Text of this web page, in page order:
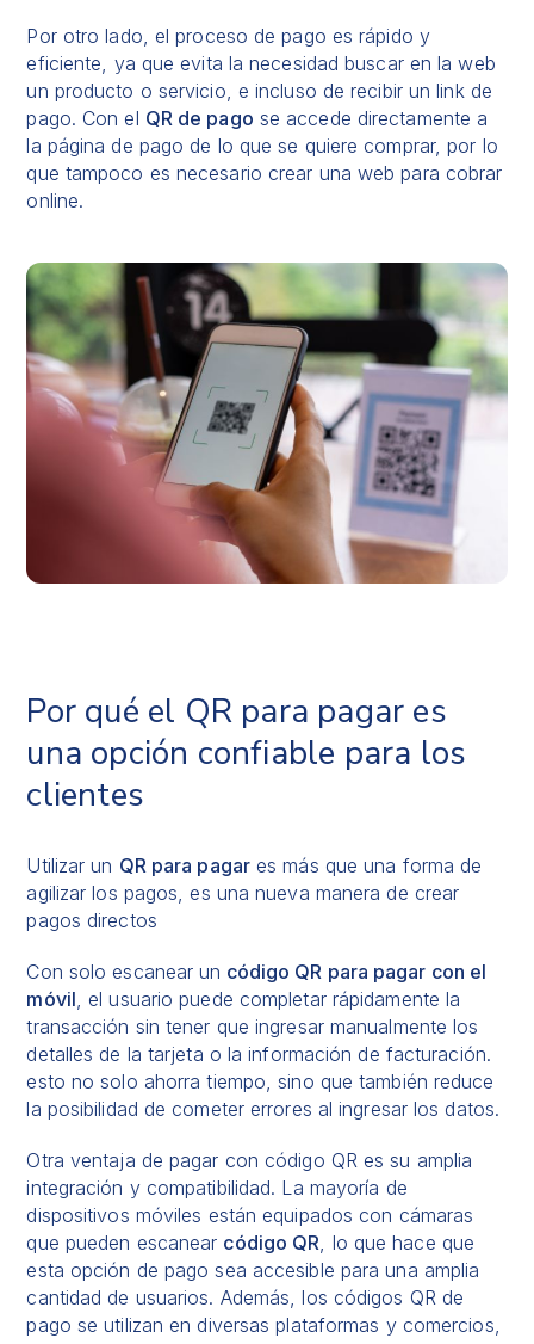
Por otro lado, el proceso de pago es rápido y
eficiente, ya que evita la necesidad buscar en la web
un producto o servicio, e incluso de recibir un link de
pago. Con el QR de pago se accede directamente a
la página de pago de lo que se quiere comprar, por lo
que tampoco es necesario crear una web para cobrar
online.
Por qué el QR para pagar es
una opción confiable para los
clientes
Utilizar un QR para pagares más que una forma de
agilizar los pagos, es una nueva manera de crear
pagos directos
Con solo escanear un código QR para pagar con el
móvil , el usuario puede completar rápidamente la
transacción sin tener que ingresar manualmente los
detalles de la tarjeta o la información de facturación.
esto no solo ahorra tiempo, sino que también reduce
la posibilidad de cometer errores al ingresar los datos.
Otra ventaja depagar con código QR es su amplia
integración y compatibilidad. La mayoría de
dispositivos móviles están equipados con cámaras
que pueden escanear código QR , lo que hace que
esta opción de pago sea accesible para una amplia
cantidad de usuarios. Además, los códigos QR de
pago se utilizan en diversas plataformas y comercios,